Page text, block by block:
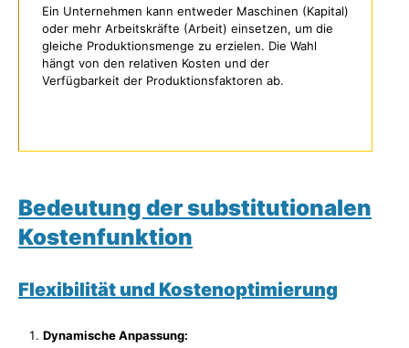
Ein Unternehmen kann entweder Maschinen (Kapital)
oder mehr Arbeitskräfte (Arbeit) einsetzen, um die
gleiche Produktionsmenge zu erzielen. Die Wahl
hängt von den relativen Kosten und der
Verfügbarkeit der Produktionsfaktoren ab.
Bedeutung der substitutionalen
Kostenfunktion
Flexibilität und Kostenoptimierung
Dynamische Anpassung: